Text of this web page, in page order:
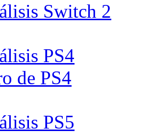
Switch 2
PS4
de PS4
PS5